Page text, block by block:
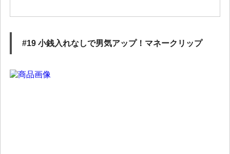
#19 小銭入れなしで男気アップ！マネークリップ